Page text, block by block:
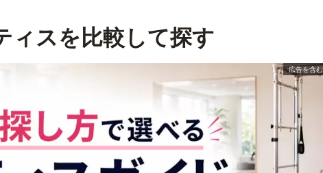
ィスを比較して探す